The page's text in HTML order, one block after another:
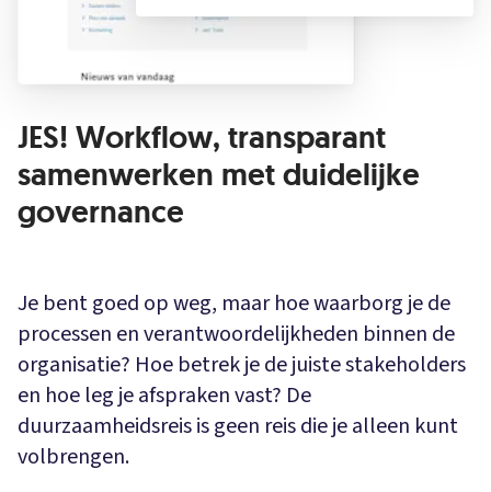
JES! Workflow, transparant
samenwerken met duidelijke
governance
Je bent goed op weg, maar hoe waarborg je de
processen en verantwoordelijkheden binnen de
organisatie? Hoe betrek je de juiste stakeholders
en hoe leg je afspraken vast? De
duurzaamheidsreis is geen reis die je alleen kunt
volbrengen.